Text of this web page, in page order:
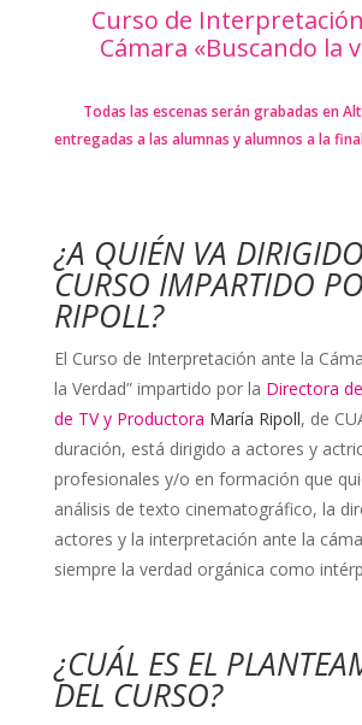
Curso de
Cámara «Buscando la
Todas las escenas serán grabadas en
entregadas a las alumnas y alumnos a la
¿A QUIÉN VA
CURSO IMPARTIDO
RIPOLL?
El Curso de Interpretación ante la
la Verdad” impartido por la Directora
de TV y Productora María Ripoll, de
duración, está dirigido a actores y
profesionales y/o en formación que
análisis de texto cinematográfico, la
actores y la interpretación ante la
siempre la verdad orgánica como
¿CUÁL ES EL
DEL CURSO?